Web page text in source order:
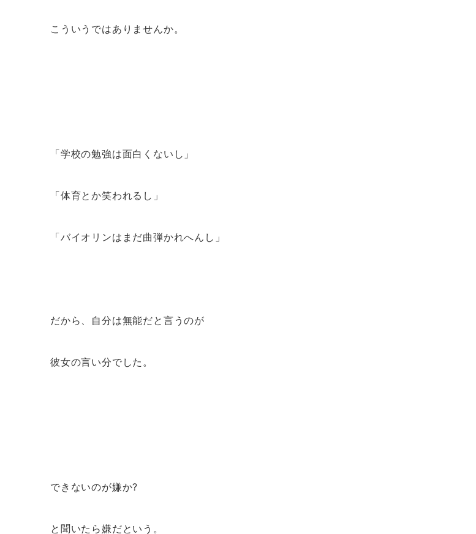
こういうではありませんか。
「学校の勉強は面白くないし」
「体育とか笑われるし」
「バイオリンはまだ曲弾かれへんし」
だから、自分は無能だと言うのが
彼女の言い分でした。
できないのが嫌か?
と聞いたら嫌だという。